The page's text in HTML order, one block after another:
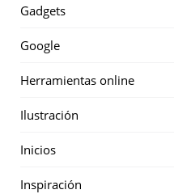
Gadgets
Google
Herramientas online
Ilustración
Inicios
Inspiración